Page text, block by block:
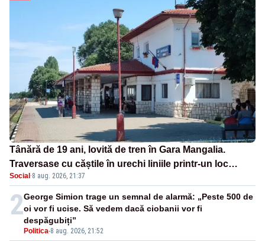
Tânără de 19 ani, lovită de tren în Gara Mangalia.
Traversase cu căștile în urechi liniile printr-un loc
nepermis
Social ·8 aug. 2026, 21:37
2
Politica-8 aug. 2026, 21:52
George Simion trage un semnal de alarmă: „Peste 500 de
oi vor fi ucise. Să vedem dacă ciobanii vor fi
despăgubiți”